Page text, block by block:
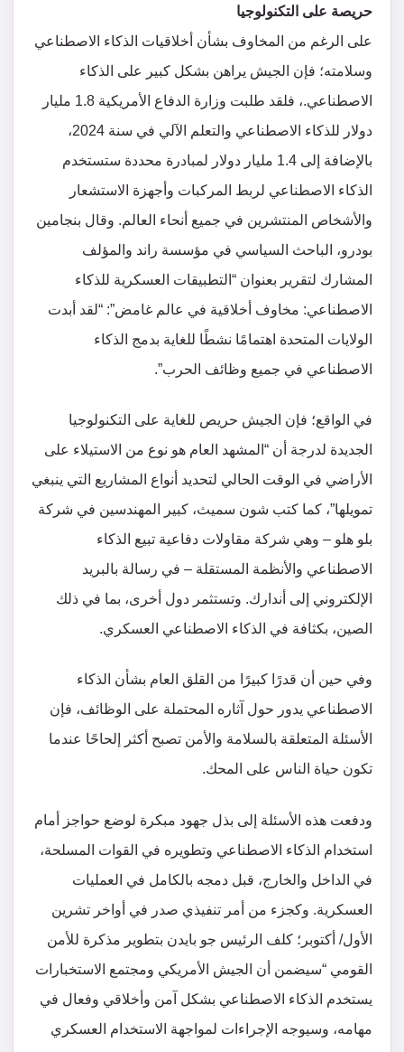
حريصة على التكنولوجيا
على الرغم من المخاوف بشأن أخلاقيات الذكاء الاصطناعي
وسلامته؛ فإن الجيش يراهن بشكل كبير على الذكاء
الاصطناعي.، فلقد طلبت وزارة الدفاع الأمريكية 1.8 مليار
دولار للذكاء الاصطناعي والتعلم الآلي في سنة 2024،
بالإضافة إلى 1.4 مليار دولار لمبادرة محددة ستستخدم
الذكاء الاصطناعي لربط المركبات وأجهزة الاستشعار
والأشخاص المنتشرين في جميع أنحاء العالم. وقال بنجامين
بودرو، الباحث السياسي في مؤسسة راند والمؤلف
المشارك لتقرير بعنوان “التطبيقات العسكرية للذكاء
الاصطناعي: مخاوف أخلاقية في عالم غامض”: “لقد أبدت
الولايات المتحدة اهتمامًا نشطًا للغاية بدمج الذكاء
الاصطناعي في جميع وظائف الحرب”.
في الواقع؛ فإن الجيش حريص للغاية على التكنولوجيا
الجديدة لدرجة أن “المشهد العام هو نوع من الاستيلاء على
الأراضي في الوقت الحالي لتحديد أنواع المشاريع التي ينبغي
تمويلها”، كما كتب شون سميث، كبير المهندسين في شركة
بلو هلو – وهي شركة مقاولات دفاعية تبيع الذكاء
الاصطناعي والأنظمة المستقلة – في رسالة بالبريد
الإلكتروني إلى أندارك. وتستثمر دول أخرى، بما في ذلك
الصين، بكثافة في الذكاء الاصطناعي العسكري.
وفي حين أن قدرًا كبيرًا من القلق العام بشأن الذكاء
الاصطناعي يدور حول آثاره المحتملة على الوظائف، فإن
الأسئلة المتعلقة بالسلامة والأمن تصبح أكثر إلحاحًا عندما
تكون حياة الناس على المحك.
ودفعت هذه الأسئلة إلى بذل جهود مبكرة لوضع حواجز أمام
استخدام الذكاء الاصطناعي وتطويره في القوات المسلحة،
في الداخل والخارج، قبل دمجه بالكامل في العمليات
العسكرية. وكجزء من أمر تنفيذي صدر في أواخر تشرين
الأول/ أكتوبر؛ كلف الرئيس جو بايدن بتطوير مذكرة للأمن
القومي “سيضمن أن الجيش الأمريكي ومجتمع الاستخبارات
يستخدم الذكاء الاصطناعي بشكل آمن وأخلاقي وفعال في
مهامه، وسيوجه الإجراءات لمواجهة الاستخدام العسكري